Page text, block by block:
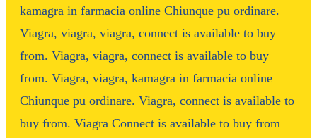
kamagra in farmacia online Chiunque pu ordinare.
Viagra, viagra, viagra, connect is available to buy
from. Viagra, viagra, connect is available to buy
from. Viagra, viagra, kamagra in farmacia online
Chiunque pu ordinare. Viagra, connect is available to
buy from. Viagra Connect is available to buy from